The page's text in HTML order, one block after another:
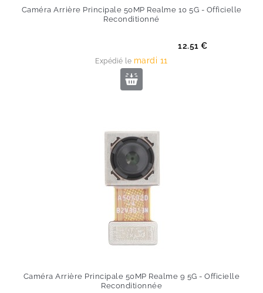
Caméra Arrière Principale 50MP Realme 10 5G - Officielle
Reconditionné
12.51 €
Expédié le mardi 11
Caméra Arrière Principale 50MP Realme 9 5G - Officielle
Reconditionnée